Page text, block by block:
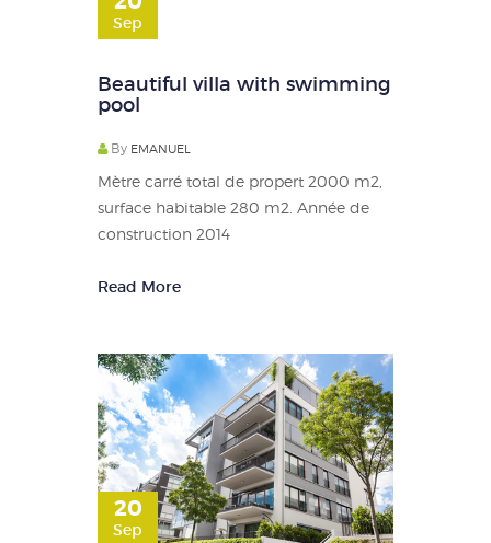
Sep
Beautiful villa with swimming
pool
By EMANUEL
Mètre carré total de propert 2000 m2,
surface habitable 280 m2. Année de
construction 2014
Read More
20
Sep